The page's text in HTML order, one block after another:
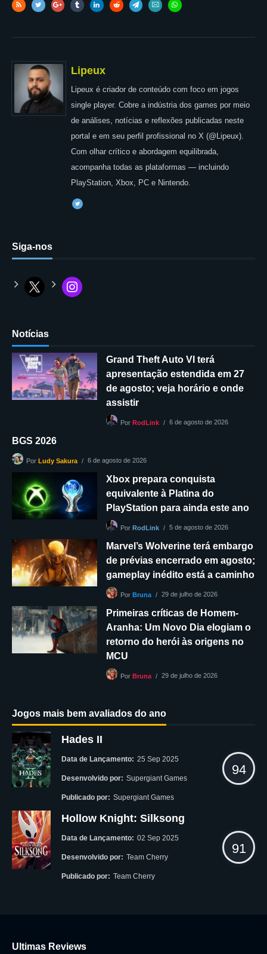
Lipeux
Lipeux é criador de conteúdo com foco em jogos
single player. Cobre a indústria dos games por meio
de análises, notícias e reflexões publicadas neste
portal e em seu perfil profissional no X (@Lipeux).
Com olhar crítico e abordagem equilibrada,
acompanha todas as plataformas — incluindo
PlayStation, Xbox, PC e Nintendo.
Siga-nos
Notícias
Grand Theft Auto VI terá
apresentação estendida em 27
de agosto; veja horário e onde
assistir
Por RodLink 6 de agosto de 2026
BGS 2026
Por Ludy Sakura 6 de agosto de 2026
Xbox prepara conquista
equivalente à Platina do
PlayStation para ainda este ano
Por RodLink 5 de agosto de 2026
Marvel’s Wolverine terá embargo
de prévias encerrado em agosto;
gameplay inédito está a caminho
Por Bruna 29 de julho de 2026
Primeiras críticas de Homem-
Aranha: Um Novo Dia elogiam o
retorno do herói às origens no
MCU
Por Bruna 29 de julho de 2026
Jogos mais bem avaliados do ano
Hades II
Data de Lançamento: 25 Sep 2025
Desenvolvido por: Supergiant Games
Publicado por: Supergiant Games
94
Hollow Knight: Silksong
Data de Lançamento: 02 Sep 2025
Desenvolvido por: Team Cherry
Publicado por: Team Cherry
91
Ultimas Reviews